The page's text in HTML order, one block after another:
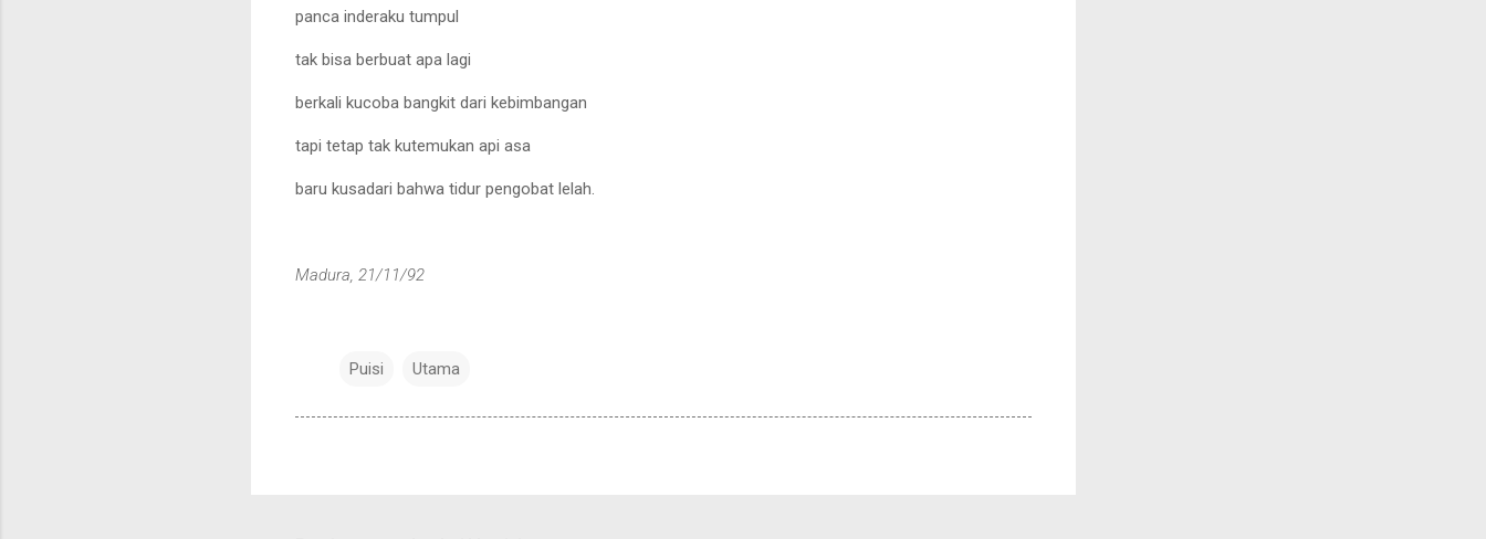
panca inderaku tumpul
tak bisa berbuat apa lagi
berkali kucoba bangkit dari kebimbangan
tapi tetap tak kutemukan api asa
baru kusadari bahwa tidur pengobat lelah.
Madura, 21/11/92
Puisi Utama